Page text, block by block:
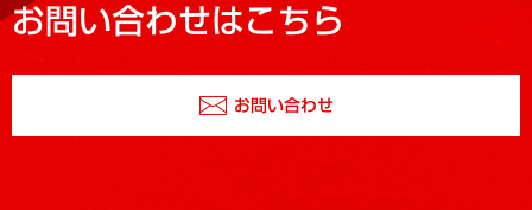
お問い合わせはこちら
お問い合わせ